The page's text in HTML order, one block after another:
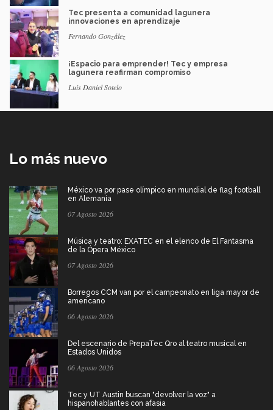
Tec presenta a comunidad lagunera
innovaciones en aprendizaje
Fernando González
¡Espacio para emprender! Tec y empresa
lagunera reafirman compromiso
Luis Daniel Sotelo
Lo más nuevo
México va por pase olímpico en mundial de flag football
en Alemania
07 Agosto 2026
Música y teatro: EXATEC en el elenco de El Fantasma
de la Ópera México
07 Agosto 2026
Borregos CCM van por el campeonato en liga mayor de
americano
06 Agosto 2026
Del escenario de PrepaTec Qro al teatro musical en
Estados Unidos
06 Agosto 2026
Tec y UT Austin buscan "devolver la voz" a
hispanohablantes con afasia